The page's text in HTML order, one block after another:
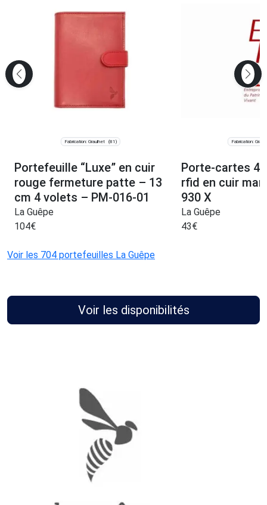
Fabrication: Graulhet (81)
Portefeuille “Luxe” en cuir
rouge fermeture patte – 13
cm 4 volets – PM-016-01
La Guêpe
104€
Fabrication:
Porte-cartes 4
rfid en cuir
930 X
La Guêpe
43€
Voir les 704 portefeuilles La Guêpe
Voir les disponibilités